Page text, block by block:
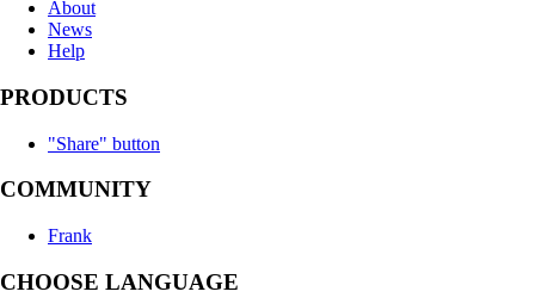
About
News
Help
PRODUCTS
"Share" button
COMMUNITY
Frank
CHOOSE LANGUAGE